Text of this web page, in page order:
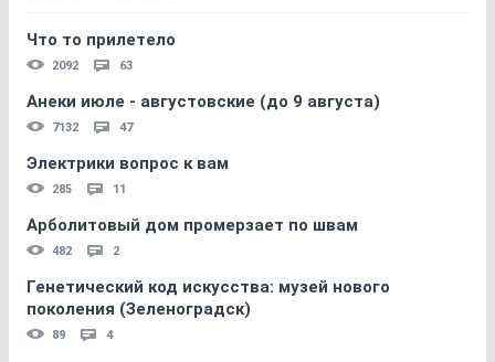
Что то прилетело
2092 63
Анеки июле - августовские (до 9 августа)
7132 47
Электрики вопрос к вам
285 11
Арболитовый дом промерзает по швам
482 2
Генетический код искусства: музей нового
поколения (Зеленоградск)
89 4